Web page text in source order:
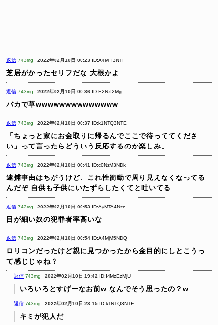
返信 743mg 2022年02月10日 00:23 ID:A4MTI3NTI
芝居がかったセリフだな 大根かよ
返信 743mg 2022年02月10日 00:36 ID:E2NzI2Mjg
バカで草wwwwwwwwwwwwww
返信 743mg 2022年02月10日 00:37 ID:k1NTQ3NTE
「ちょっと家にお金取りに帰るんでここで待っててくださ
い」って言ったらどういう反応するのか楽しみ。
返信 743mg 2022年02月10日 00:41 ID:c0NzM3NDk
逮捕事由はちがうけど、これ性衝動で周り見えなくなってる
んだぞ 自供も子供にいたずらしたくてと吐いてる
返信 743mg 2022年02月10日 00:53 ID:AyMTA4Nzc
目が細い奴の犯罪者率高いな
返信 743mg 2022年02月10日 00:54 ID:A4MjM5NDQ
ロリコンだったけど親に見つかったから金目的にしとこうっ
て感じじゃね？
返信 743mg 2022年02月10日 19:42 ID:I4MzEzMjU
いろいろとすげーなお前w なんでそう思ったの？w
返信 743mg 2022年02月10日 23:15 ID:k1NTQ3NTE
キミが犯人だ